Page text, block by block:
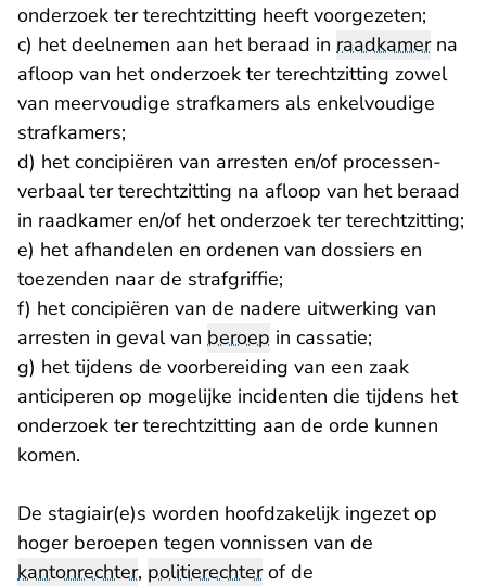
onderzoek ter terechtzitting heeft voorgezeten;
c) het deelnemen aan het beraad in raadkamerna
afloop van het onderzoek ter terechtzitting zowel
van meervoudige strafkamers als enkelvoudige
strafkamers;
d) het concipiëren van arresten en/of processen-
verbaal ter terechtzitting na afloop van het beraad
in raadkamer en/of het onderzoek ter terechtzitting;
e) het afhandelen en ordenen van dossiers en
toezenden naar de strafgriffie;
f) het concipiëren van de nadere uitwerking van
arresten in geval van beroep in cassatie;
g) het tijdens de voorbereiding van een zaak
anticiperen op mogelijke incidenten die tijdens het
onderzoek ter terechtzitting aan de orde kunnen
komen.
De stagiair(e)s worden hoofdzakelijk ingezet op
hoger beroepen tegen vonnissen van de
kantonrechter, politierechterof de